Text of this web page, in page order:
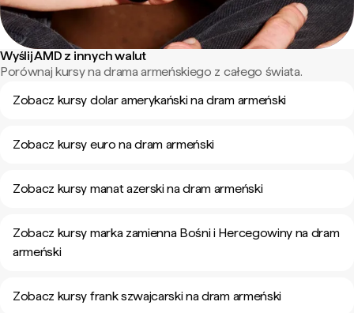
Wyślij AMD z innych walut
Porównaj kursy na drama armeńskiego z całego świata.
Zobacz kursy dolar amerykański na dram armeński
Zobacz kursy euro na dram armeński
Zobacz kursy manat azerski na dram armeński
Zobacz kursy marka zamienna Bośni i Hercegowiny na dram
armeński
Zobacz kursy frank szwajcarski na dram armeński